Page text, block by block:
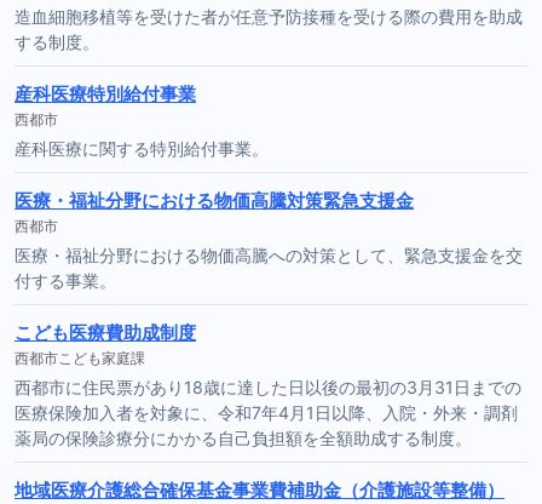
造血細胞移植等を受けた者が任意予防接種を受ける際の費用を助成
する制度。
産科医療特別給付事業
西都市
産科医療に関する特別給付事業。
医療・福祉分野における物価高騰対策緊急支援金
西都市
医療・福祉分野における物価高騰への対策として、緊急支援金を交
付する事業。
こども医療費助成制度
西都市こども家庭課
西都市に住民票があり18歳に達した日以後の最初の3月31日までの
医療保険加入者を対象に、令和7年4月1日以降、入院・外来・調剤
薬局の保険診療分にかかる自己負担額を全額助成する制度。
地域医療介護総合確保基金事業費補助金（介護施設等整備）